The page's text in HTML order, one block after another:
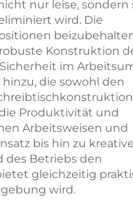
nur leise, sondern
wird. Die
Konstruktion
im
die sowohl den
Produktivität und
Arbeitsweisen und
bis hin zu
des Betriebs den
gleichzeitig
wird.